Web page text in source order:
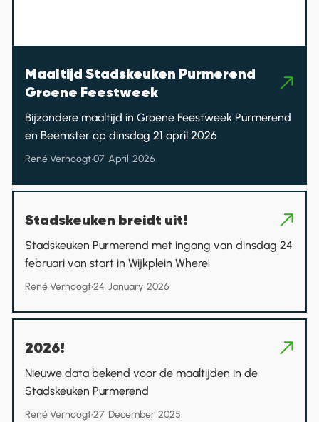
Maaltijd Stadskeuken Purmerend
Groene Feestweek
Bijzondere maaltijd in Groene Feestweek Purmerend
en Beemster op dinsdag 21 april 2026
René Verhoogt•07 April 2026
Stadskeuken breidt uit!
Stadskeuken Purmerend met ingang van dinsdag 24
februari van start in Wijkplein Where!
René Verhoogt•24 January 2026
2026!
Nieuwe data bekend voor de maaltijden in de
Stadskeuken Purmerend
René Verhoogt•27 December 2025